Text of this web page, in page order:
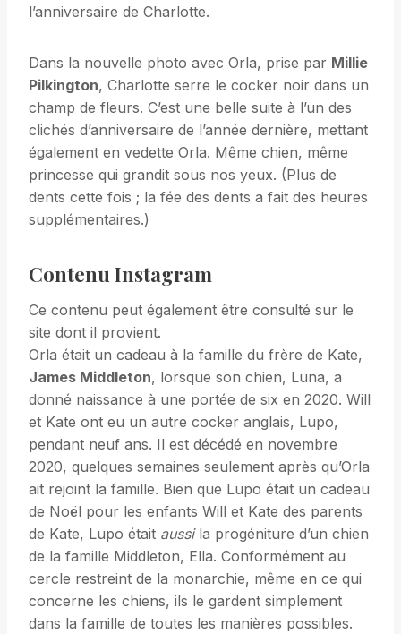
l’anniversaire de Charlotte.
Dans la nouvelle photo avec Orla, prise par Millie
Pilkington, Charlotte serre le cocker noir dans un
champ de fleurs. C’est une belle suite à l’un des
clichés d’anniversaire de l’année dernière, mettant
également en vedette Orla. Même chien, même
princesse qui grandit sous nos yeux. (Plus de
dents cette fois ; la fée des dents a fait des heures
supplémentaires.)
Contenu Instagram
Ce contenu peut également être consulté sur le
site dont il provient.
Orla était un cadeau à la famille du frère de Kate,
James Middleton, lorsque son chien, Luna, a
donné naissance à une portée de six en 2020. Will
et Kate ont eu un autre cocker anglais, Lupo,
pendant neuf ans. Il est décédé en novembre
2020, quelques semaines seulement après qu’Orla
ait rejoint la famille. Bien que Lupo était un cadeau
de Noël pour les enfants Will et Kate des parents
de Kate, Lupo était aussila progéniture d’un chien
de la famille Middleton, Ella. Conformément au
cercle restreint de la monarchie, même en ce qui
concerne les chiens, ils le gardent simplement
dans la famille de toutes les manières possibles.